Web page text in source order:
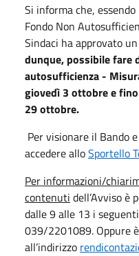
Si informa che,
Fondo Non
Sindaci ha approvato un
dunque, possibile fare
autosufficienza -
giovedì 3 ottobre e
29 ottobre.
Per visionare il Bando
accedere alloSportello
Per informazioni/
contenuti dell’Avviso è
dalle 9 alle 13 i
039/2201089. Oppure
all’indirizzo